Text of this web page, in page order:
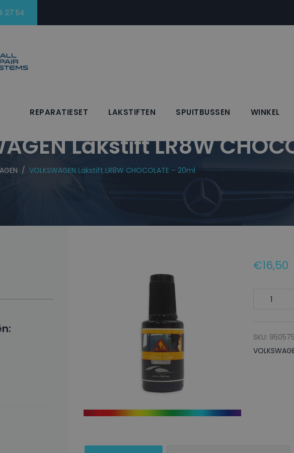
27 54
REPARATIESET LAKSTIFTEN SPUITBUSSEN WINKEL
Lakstift LR8W
/ VOLKSWAGEN Lakstift LR8W CHOCOLATE – 20ml
€16,50
-
SKU: